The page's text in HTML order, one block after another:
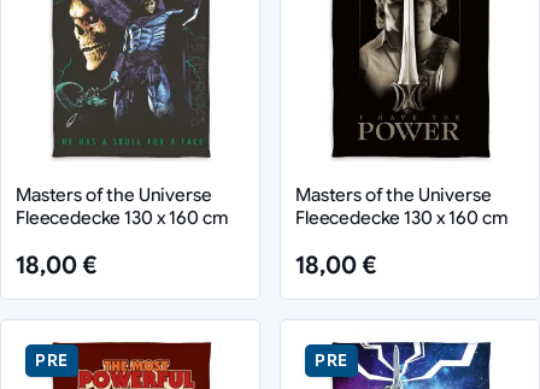
Masters of the Universe
Fleecedecke 130 x 160 cm
18,00 €
Masters of the Universe
Fleecedecke 130 x 160 cm
18,00 €
PRE PRE